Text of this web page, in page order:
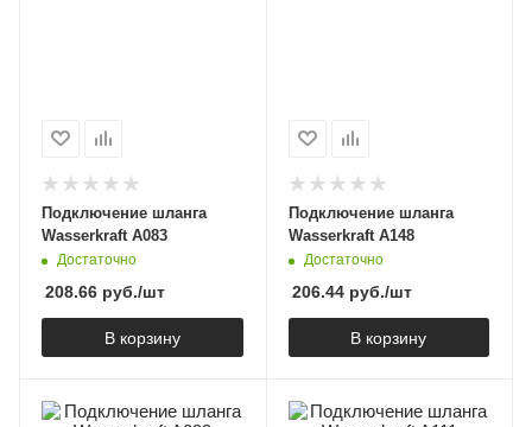
Подключение шланга
Wasserkraft A083
Достаточно
208.66 руб./шт
В корзину
Подключение шланга
Wasserkraft A148
Достаточно
206.44руб./шт
В корзину